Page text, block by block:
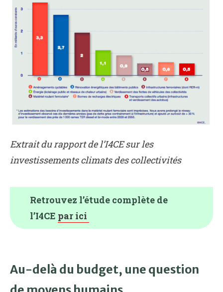
Extrait du rapport de l’I4CE sur les
investissements climats des collectivités
Retrouvez l’étude complète de
l’I4CE par ici
Au-delà du budget, une question